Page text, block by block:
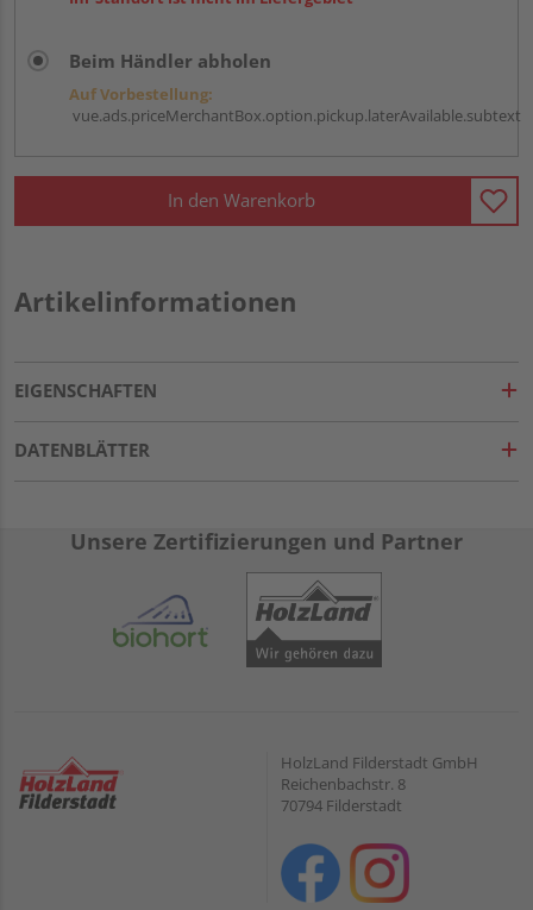
Beim Händler abholen
Auf Vorbestellung:
vue.ads.priceMerchantBox.option.pickup.laterAvailable.subtext
In den Warenkorb
Artikelinformationen
EIGENSCHAFTEN
DATENBLÄTTER
Unsere Zertifizierungen und Partner
HolzLand Filderstadt GmbH
Reichenbachstr. 8
70794 Filderstadt